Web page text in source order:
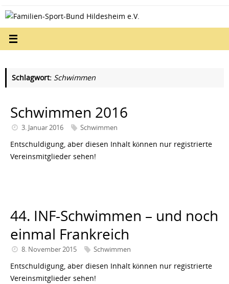
Inhalt
springen
Schlagwort: Schwimmen
Schwimmen 2016
3. Januar 2016 Schwimmen
Entschuldigung, aber diesen Inhalt können nur registrierte
Vereinsmitglieder sehen!
44. INF-Schwimmen – und noch
einmal Frankreich
8. November 2015 Schwimmen
Entschuldigung, aber diesen Inhalt können nur registrierte
Vereinsmitglieder sehen!